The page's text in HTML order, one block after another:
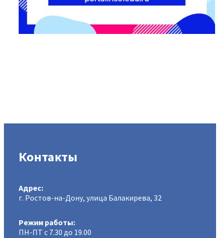
Контакты
Адрес:
г. Ростов-на-Дону, улица Балакирева, 32
Режим работы:
ПН-ПТ с 7.30 до 19.00